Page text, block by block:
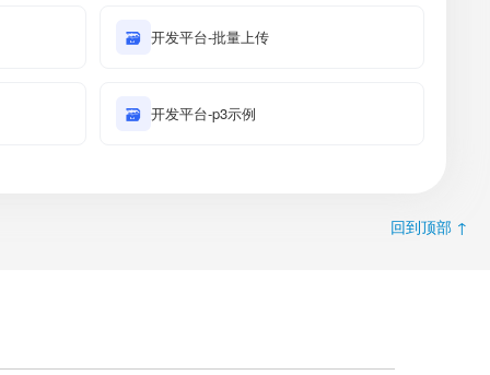
🗃 开发平台-批量上传
🗃 开发平台-p3示例
回到顶部 ↑